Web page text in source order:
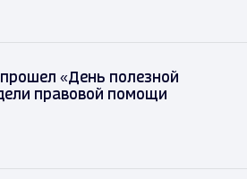
«День полезной
правовой помощи